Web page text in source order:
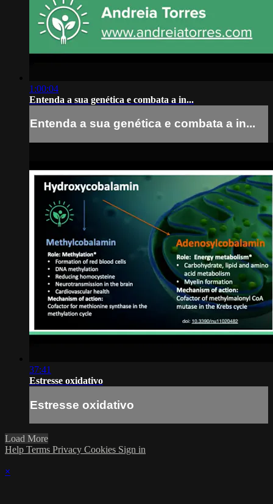
1:00:04
Entenda a sua genética e combata a in...
Entenda a sua genética e combata a in...
37:41
Estresse oxidativo
Estresse oxidativo
Load More
Help Terms Privacy Cookies Sign in
×